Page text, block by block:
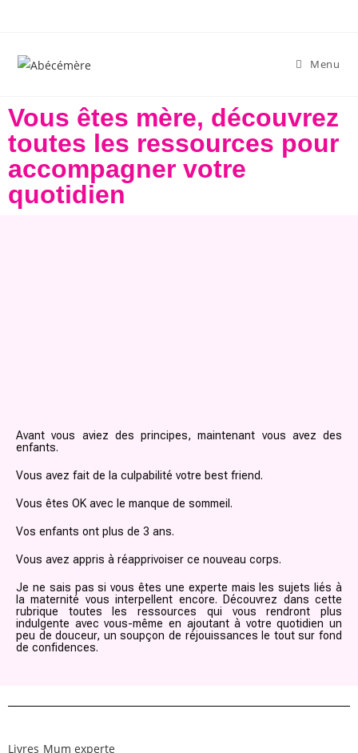
Menu
Vous êtes mère, découvrez
toutes les ressources pour
accompagner votre
quotidien
Avant vous aviez des principes, maintenant vous avez des
enfants.
Vous avez fait de la culpabilité votre best friend.
Vous êtes OK avec le manque de sommeil.
Vos enfants ont plus de 3 ans.
Vous avez appris à réapprivoiser ce nouveau corps.
Je ne sais pas si vous êtes une experte mais les sujets liés à
la maternité vous interpellent encore. Découvrez dans cette
rubrique toutes les ressources qui vous rendront plus
indulgente avec vous-même en ajoutant à votre quotidien un
peu de douceur, un soupçon de réjouissances le tout sur fond
de confidences.
Livres Mum experte